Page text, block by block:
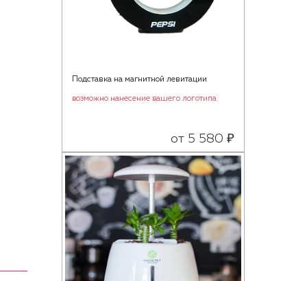
Подставка на магнитной левитации
возможно нанесение вашего логотипа
от 5 580 ₽